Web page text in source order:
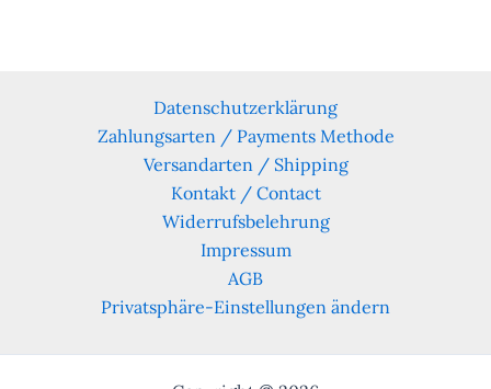
Datenschutzerklärung
Zahlungsarten / Payments Methode
Versandarten / Shipping
Kontakt / Contact
Widerrufsbelehrung
Impressum
AGB
Privatsphäre-Einstellungen ändern